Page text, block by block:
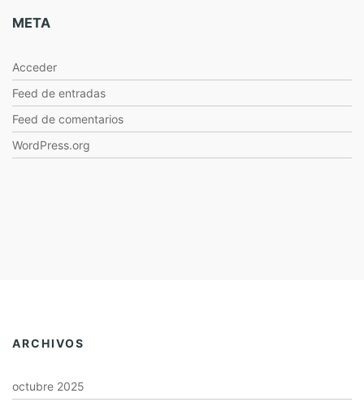
META
Acceder
Feed de entradas
Feed de comentarios
WordPress.org
ARCHIVOS
octubre 2025